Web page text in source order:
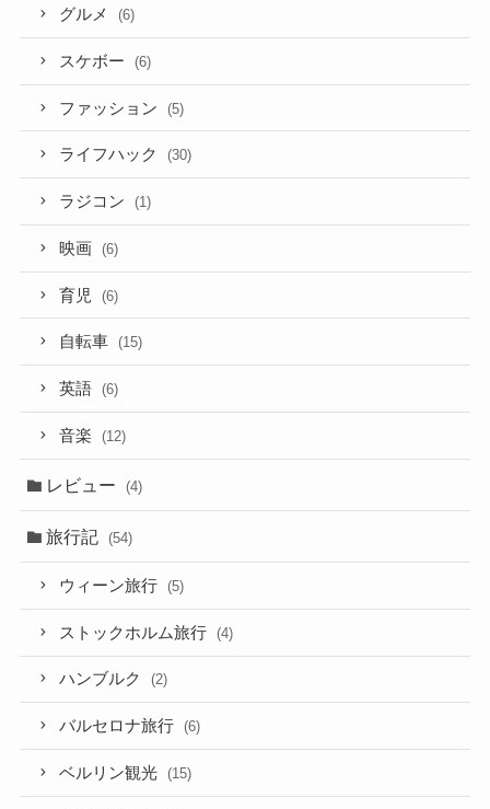
グルメ (6)
スケボー (6)
ファッション (5)
ライフハック (30)
ラジコン (1)
映画 (6)
育児 (6)
自転車 (15)
英語 (6)
音楽 (12)
レビュー (4)
旅行記 (54)
ウィーン旅行 (5)
ストックホルム旅行 (4)
ハンブルク (2)
バルセロナ旅行 (6)
ベルリン観光 (15)